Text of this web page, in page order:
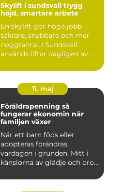
Skylift i sundsvall trygg
höjd, smartare arbete
En skylift gör höga jobb
säkrare, snabbare och mer
noggranna. I Sundsvall
används liftar dagligen av...
11. maj
Föräldrapenning så
fungerar ekonomin när
familjen växer
När ett barn föds eller
adopteras förändras
vardagen i grunden. Mitt i
känslorna av glädje och oro